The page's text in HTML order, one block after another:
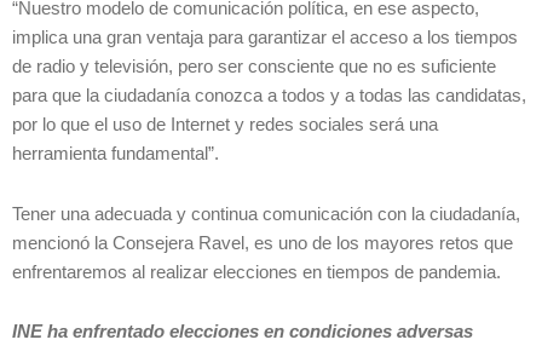
“Nuestro modelo de comunicación política, en ese aspecto,
implica una gran ventaja para garantizar el acceso a los tiempos
de radio y televisión, pero ser consciente que no es suficiente
para que la ciudadanía conozca a todos y a todas las candidatas,
por lo que el uso de Internet y redes sociales será una
herramienta fundamental”.
Tener una adecuada y continua comunicación con la ciudadanía,
mencionó la Consejera Ravel, es uno de los mayores retos que
enfrentaremos al realizar elecciones en tiempos de pandemia.
INE ha enfrentado elecciones en condiciones adversas